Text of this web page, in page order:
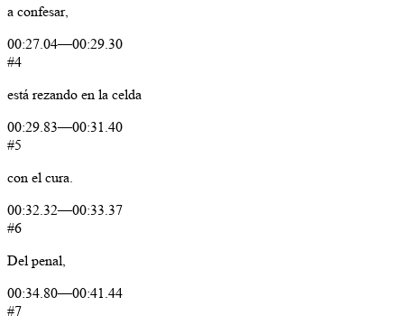
a confesar,
00:27.04—00:29.30
#4
está rezando en la celda
00:29.83—00:31.40
#5
con el cura.
00:32.32—00:33.37
#6
Del penal,
00:34.80—00:41.44
#7